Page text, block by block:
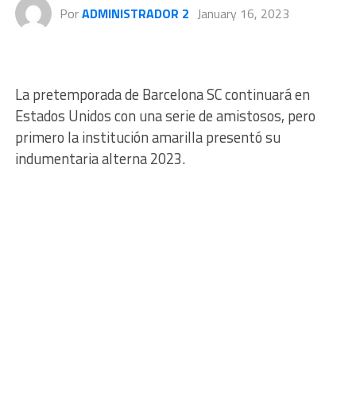
PorADMINISTRADOR 2 January 16, 2023
La pretemporada de Barcelona SC continuará en
Estados Unidos con una serie de amistosos, pero
primero la institución amarilla presentó su
indumentaria alterna 2023.